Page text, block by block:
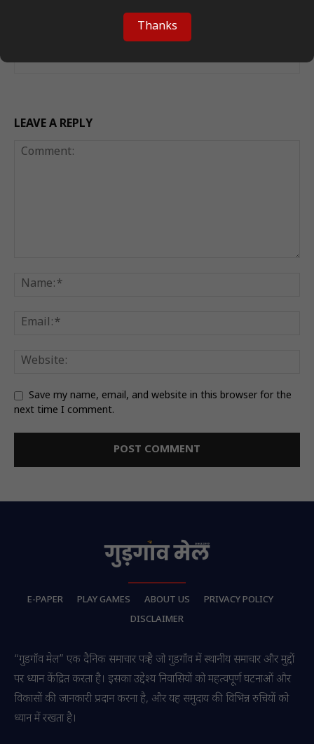
LEAVE A REPLY
Save my name, email, and website in this browser for the
next time I comment.
E-PAPER PLAY GAMES ABOUT US
PRIVACY POLICY
DISCLAIMER
“गुडगाँव मेल” एक दैनिक समाचार पत्र है जो गुडगाँव में स्थानीय समाचार और मुद्दों
पर ध्यान केंद्रित करता है। इसका उद्देश्य निवासियों को महत्वपूर्ण घटनाओं और
विकासों की जानकारी प्रदान करना है, और यह समुदाय की विभिन्न रुचियों को
ध्यान में रखता है।
Thanks